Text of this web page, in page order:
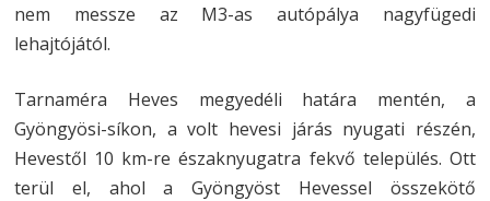
nem messze az M3-as autópálya nagyfügedi
lehajtójától.
Tarnaméra Heves megyedéli határa mentén, a
Gyöngyösi-síkon, a volt hevesi járás nyugati részén,
Hevestől 10 km-re északnyugatra fekvő település. Ott
terül el, ahol a Gyöngyöst Hevessel összekötő